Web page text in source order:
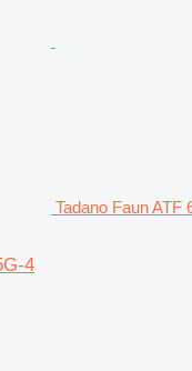
Tadano Faun ATF
4